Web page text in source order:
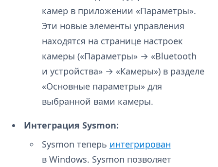
камер в приложении «Параметры».
Эти новые элементы управления
находятся на странице настроек
камеры («Параметры» → «Bluetooth
и устройства» → «Камеры») в разделе
«Основные параметры» для
выбранной вами камеры.
Интеграция Sysmon:
Sysmon теперь интегрирован
в Windows. Sysmon позволяет